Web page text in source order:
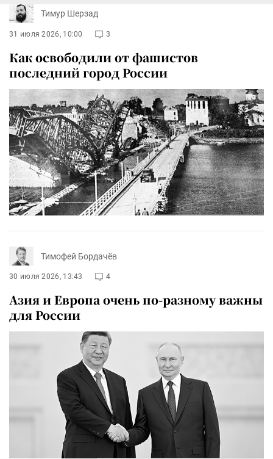
Тимур Шерзад
31 июля 2026, 10:00 3
Как освободили от фашистов
последний город России
Тимофей Бордачёв
30 июля 2026, 13:43 4
Азия и Европа очень по-разному важны
для России